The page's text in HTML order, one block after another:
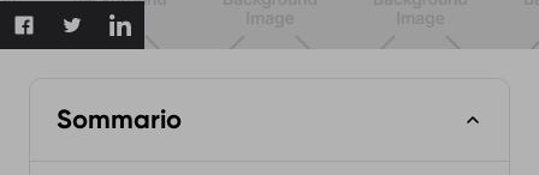
Sommario